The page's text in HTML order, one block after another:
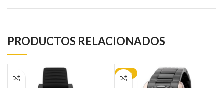
PRODUCTOS RELACIONADOS
-35%